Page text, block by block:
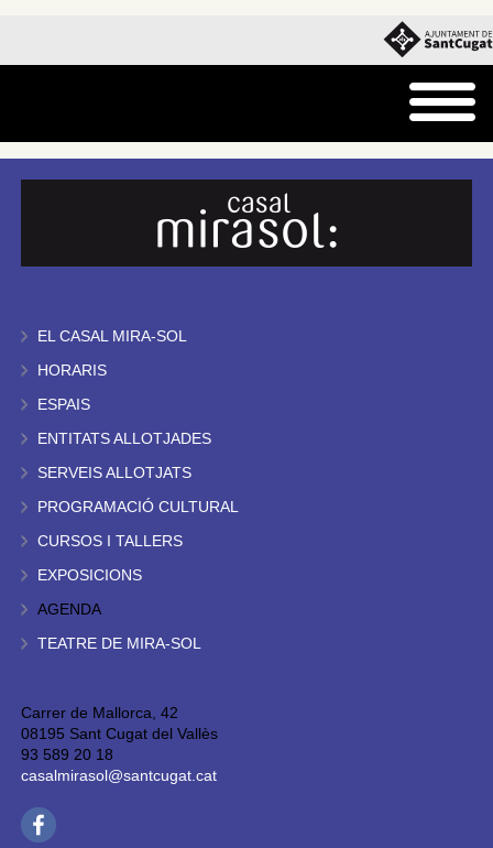
EL CASAL MIRA-SOL
HORARIS
ESPAIS
ENTITATS ALLOTJADES
SERVEIS ALLOTJATS
PROGRAMACIÓ CULTURAL
CURSOS I TALLERS
EXPOSICIONS
AGENDA
TEATRE DE MIRA-SOL
Carrer de Mallorca, 42
08195 Sant Cugat del Vallès
93 589 20 18
casalmirasol@santcugat.cat